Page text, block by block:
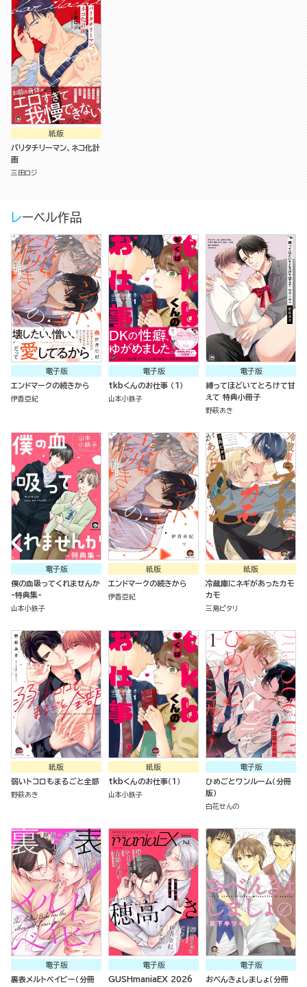
紙版
バリタチリーマン、ネコ化計
画
三田ロジ
レーベル作品
電子版
エンドマークの続きから
伊香亞紀
電子版
tkbくんのお仕事 （1）
山本小鉄子
電子版
縛ってほどいてとろけて甘
えて 特典小冊子
野萩あき
電子版
僕の血吸ってくれませんか
-特典集-
山本小鉄子
紙版
エンドマークの続きから
伊香亞紀
紙版
冷蔵庫にネギがあったカモ
カモ
三島ピタリ
紙版
弱いトコロもまるごと全部
野萩あき
紙版
tkbくんのお仕事（１）
山本小鉄子
電子版
ひめごとワンルーム（分冊
版）
白花せんの
電子版
裏表メルトベイビー（分冊
電子版
GUSHmaniaEX 2026
電子版
おべんきょしましょ（分冊